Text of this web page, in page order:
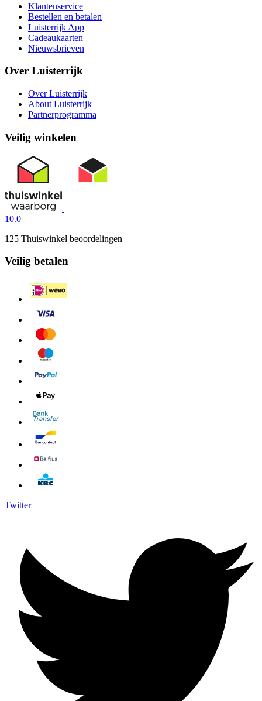
Klantenservice
Bestellen en betalen
Luisterrijk App
Cadeaukaarten
Nieuwsbrieven
Over Luisterrijk
Over Luisterrijk
About Luisterrijk
Partnerprogramma
Veilig winkelen
10.0
125 Thuiswinkel beoordelingen
Veilig betalen
Twitter